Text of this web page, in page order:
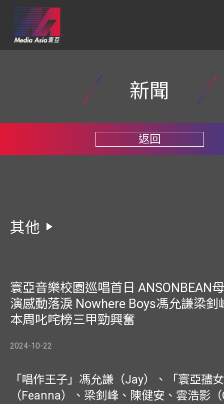
新聞
返回
其他
寰亞音樂校園巡唱首日 ANSONBEAN
演感動落淚 Nowhere Boys馮允謙梁釗
本周叱咤榜三甲勁興奮
2024-10-22
「唱作王子」馮允謙（Jay）、「寰亞孻
（Feanna）、梁釗峰、陳健安、雲浩影